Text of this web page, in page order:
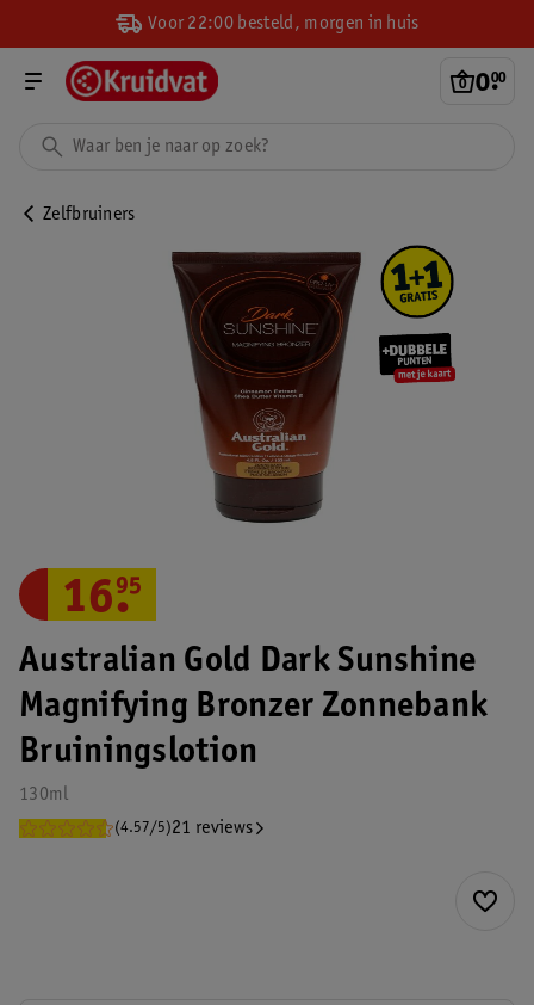
Voor 22:00 besteld, morgen in huis
0.
00
Zelfbruiners
Australian Gold Dark Sunshine
Magnifying Bronzer Zonnebank
Bruiningslotion
130ml
(4.57/5)21 reviews
16.
95